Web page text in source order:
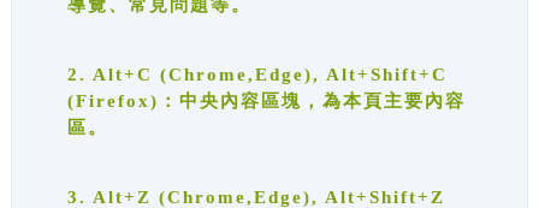
導覽、常見問題等。
2. Alt+C (Chrome,Edge), Alt+Shift+C
(Firefox)：中央內容區塊，為本頁主要內容
區。
3. Alt+Z (Chrome,Edge), Alt+Shift+Z